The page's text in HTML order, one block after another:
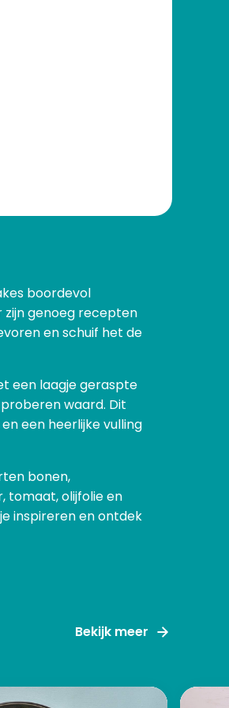
boordevol
zijn genoeg recepten
en schuif het de
een laagje geraspte
waard. Dit
een heerlijke vulling
bonen,
tomaat, olijfolie en
inspireren en ontdek
Bekijk meer